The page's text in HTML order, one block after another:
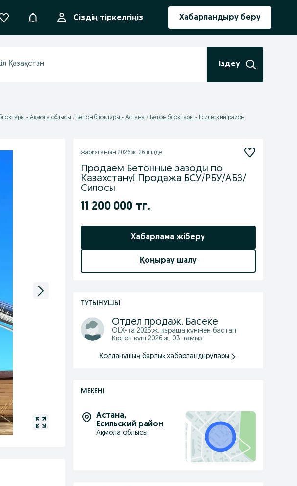
АқпараттандыруСіздің тіркелгіңіз Хабарландыру беру
Іздеу
- Ақмола облысы Бетон блоктары - Астана Бетон блоктары - Есильский район
жарияланған 2026 ж. 26 шілде
Продаем Бетонные заводы по
Казахстану! Продажа БСУ/РБУ/АБЗ/
Силосы
11 200 000 тг.
Хабарлама жіберу
Қоңырау шалу
ТҰТЫНУШЫ
Отдел продаж. Басеке
OLX-та 2025 ж. қараша күнінен бастап
Кірген күні 2026 ж. 03 тамыз
Қолданушың барлық хабарландырулары
МЕКЕНІ
Астана,
Есильский район
Ақмола облысы